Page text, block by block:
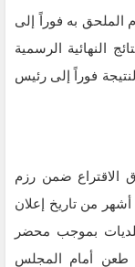
الملحق به فوراً إلى
النهائية الرسمية
فوراً إلى رئيس
الاقتراع ضمن رزم
أشهر من تاريخ إعلان
بموجب محضر
طعن أمام المجلس